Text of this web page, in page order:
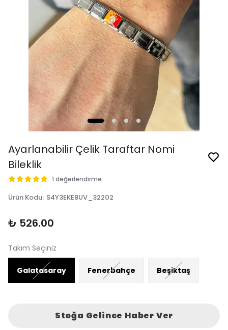
Ayarlanabilir Çelik Taraftar Nomi
Bileklik
1 değerlendirme
Ürün Kodu: S4Y3EKE8UV_32202
₺ 526.00
Takım Seçiniz
Galatasaray Fenerbahçe Beşiktaş
Stoğa Gelince Haber Ver